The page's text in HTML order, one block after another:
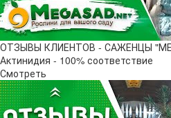
ОТЗЫВЫ КЛИЕНТОВ - САЖЕНЦЫ
Актинидия - 100% соответствие
Смотреть